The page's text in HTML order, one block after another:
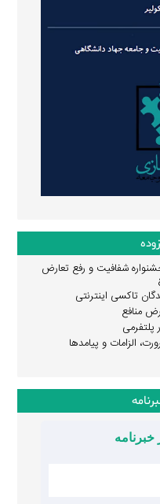
شفافیت و رفع تعارض
تاکسی اینترنتی
منافع
پلتفرمی
الزامات و پیامدها